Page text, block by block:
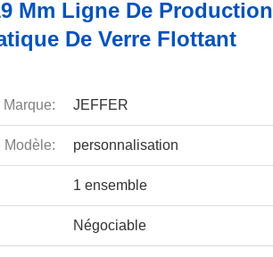
Mm Ligne De Production
De Verre Flottant
Marque: JEFFER
Modèle: personnalisation
1 ensemble
Négociable